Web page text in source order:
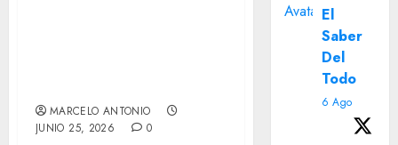
MARCELO ANTONIO
JUNIO 25, 2026
0
Avatar El
Saber
Del
Todo
6 Ago